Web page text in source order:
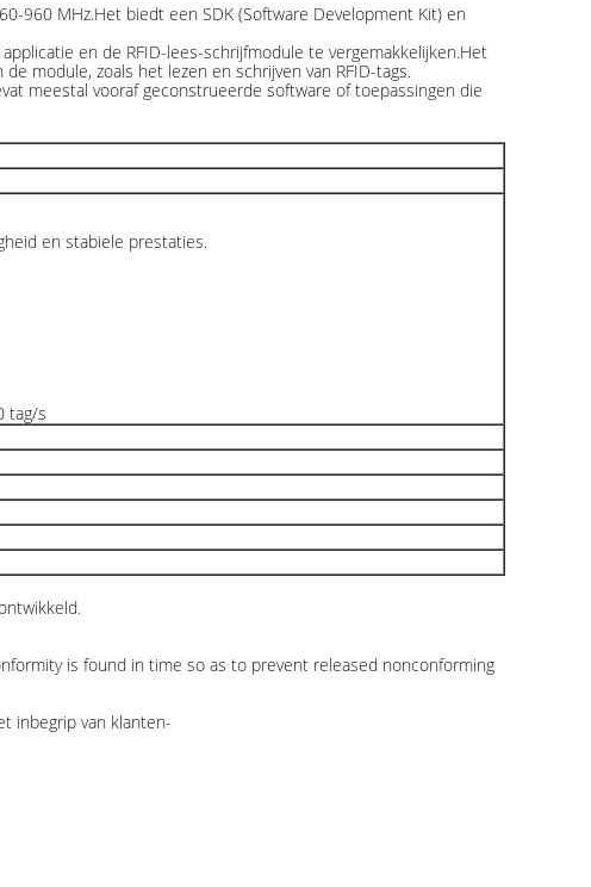
960 MHz.Het biedt een SDK (Software Development Kit) en
en de RFID-lees-schrijfmodule te vergemakkelijken.Het
module, zoals het lezen en schrijven van RFID-tags.
meestal vooraf geconstrueerde software of toepassingen die
en stabiele prestaties.
tag/s
is found in time so as to prevent released nonconforming
inbegrip van klanten-